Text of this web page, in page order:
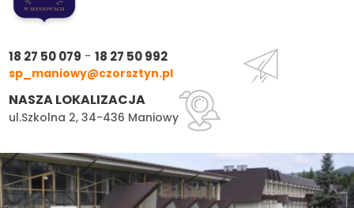
18 27 50 079 -18 27 50 992
sp_maniowy@czorsztyn.pl
NASZA LOKALIZACJA
ul.Szkolna 2, 34-436 Maniowy